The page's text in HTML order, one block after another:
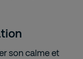
son calme et